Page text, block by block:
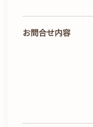
お問合せ内容